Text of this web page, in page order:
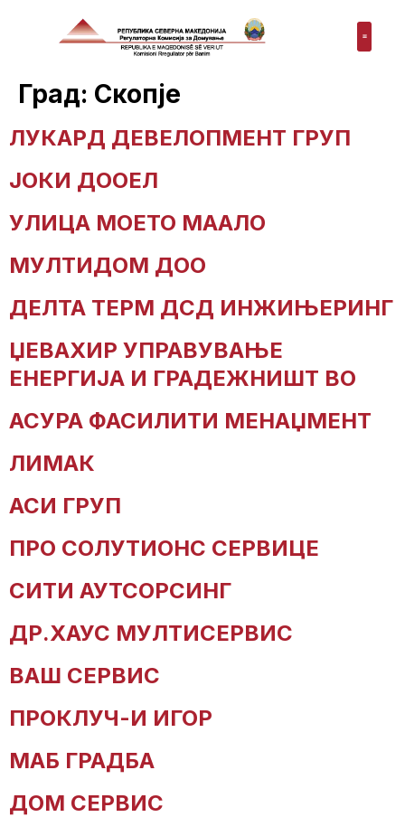
Град: Скопје
ЛУКАРД ДЕВЕЛОПМЕНТ ГРУП
ЈОКИ ДООЕЛ
УЛИЦА МОЕТО МААЛО
МУЛТИДОМ ДОО
ДЕЛТА ТЕРМ ДСД ИНЖИЊЕРИНГ
ЏЕВАХИР УПРАВУВАЊЕ
ЕНЕРГИЈА И ГРАДЕЖНИШТ ВО
АСУРА ФАСИЛИТИ МЕНАЏМЕНТ
ЛИМАК
АСИ ГРУП
ПРО СОЛУТИОНС СЕРВИЦЕ
СИТИ АУТСОРСИНГ
ДР.ХАУС МУЛТИСЕРВИС
ВАШ СЕРВИС
ПРОКЛУЧ-И ИГОР
МАБ ГРАДБА
ДОМ СЕРВИС